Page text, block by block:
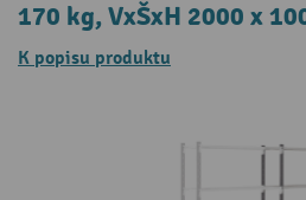
170 kg, VxŠxH 2000 x
K popisu produktu